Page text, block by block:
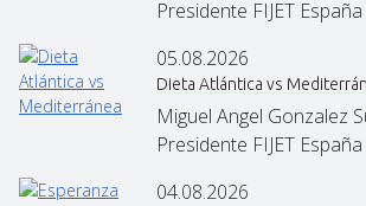
Presidente FIJET España
05.08.2026
Dieta Atlántica vs
Miguel Angel Gonzalez
Presidente FIJET España
04.08.2026